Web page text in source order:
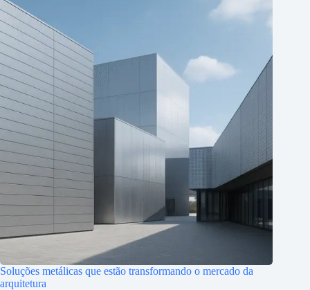
Soluções metálicas que estão transformando o mercado da
arquitetura